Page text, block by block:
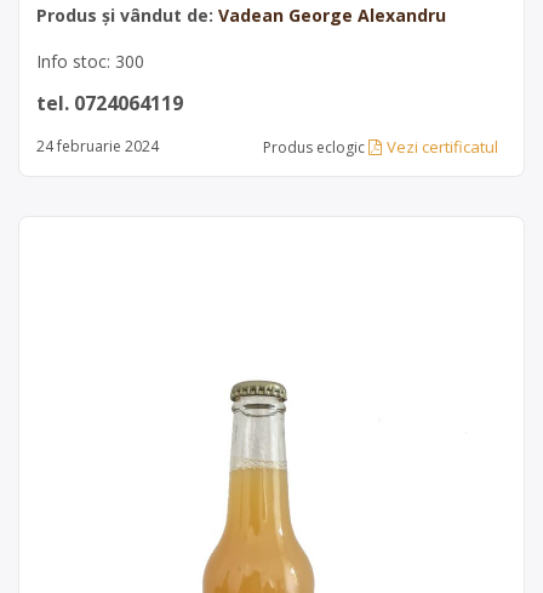
Produs și vândut de: Vadean George Alexandru
Info stoc: 300
tel. 0724064119
24 februarie 2024 Produs eclogic Vezi certificatul